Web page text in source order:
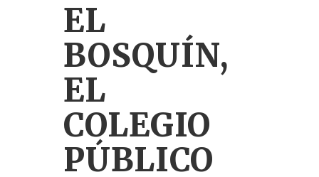
EL
BOSQUÍN,
EL
COLEGIO
PÚBLICO